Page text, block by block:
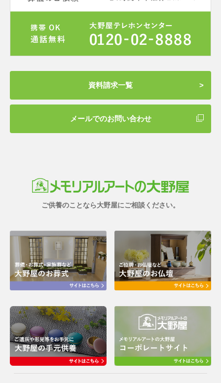
資料請求一覧
メールでのお問い合わせ
ご供養のことなら大野屋にご相談ください。